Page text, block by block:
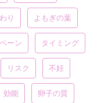
り よもぎの葉
ーン タイミング
リスク 不妊
効能 卵子の質